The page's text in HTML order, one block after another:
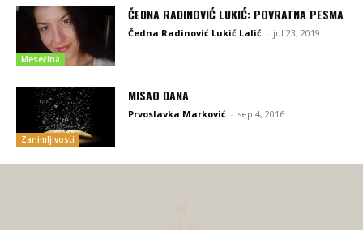
Mesečina
ČEDNA RADINOVIĆ LUKIĆ: POVRATNA PESMA
Čedna Radinović Lukić Lalić - jul 23, 2019
Zanimljivosti
MISAO DANA
Prvoslavka Marković - sep 4, 2016